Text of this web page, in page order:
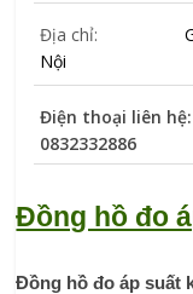
Địa chỉ:
Nội
Điện thoại liên
0832332886
Đồng hồ đo
Đồng hồ đo áp suất